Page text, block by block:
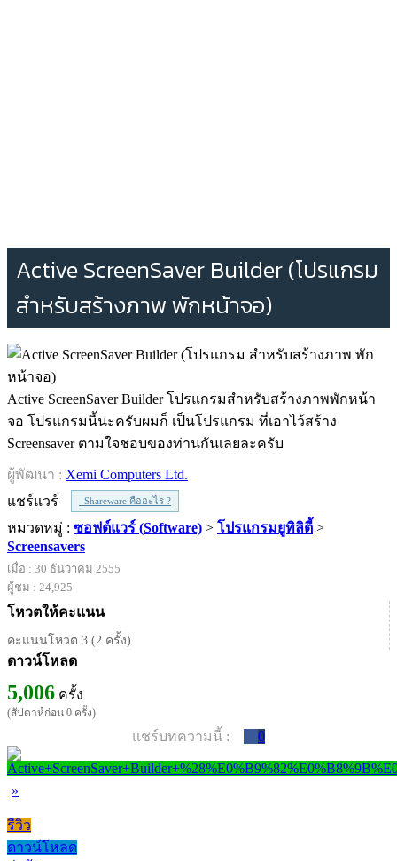
Active ScreenSaver Builder (โปรแกรม
สำหรับสร้างภาพ พักหน้าจอ)
Active ScreenSaver Builder โปรแกรมสำหรับสร้างภาพพักหน้า
จอ โปรแกรมนี้นะครับผมก็ เป็นโปรแกรม ที่เอาไว้สร้าง
Screensaver ตามใจชอบของท่านกันเลยละครับ
ผู้พัฒนา : Xemi Computers Ltd.
แชร์แวร์
Shareware คืออะไร ?
หมวดหมู่ : ซอฟต์แวร์ (Software) > โปรแกรมยูทิลิตี้ >
Screensavers
เมื่อ : 30 ธันวาคม 2555
ผู้ชม : 24,925
โหวตให้คะแนน
คะแนนโหวต 3 (2 ครั้ง)
ดาวน์โหลด
5,006 ครั้ง
(สัปดาห์ก่อน 0 ครั้ง)
แชร์บทความนี้ : 0
»
รีวิว
ดาวน์โหลด